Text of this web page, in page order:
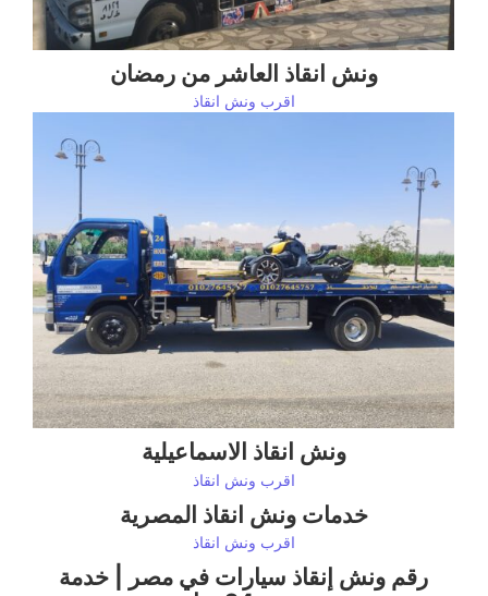
ونش انقاذ العاشر من رمضان
اقرب ونش انقاذ
ونش انقاذ الاسماعيلية
اقرب ونش انقاذ
خدمات ونش انقاذ المصرية
اقرب ونش انقاذ
رقم ونش إنقاذ سيارات في مصر | خدمة